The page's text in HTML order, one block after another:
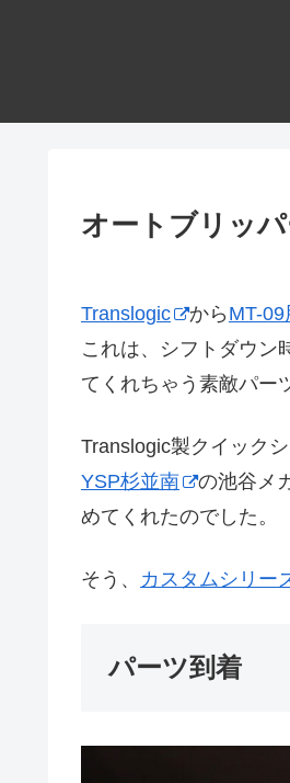
オートブリッ
Translogic から MT-
これは、シフトダウン
てくれちゃう素敵パー
Translogic製クイック
YSP杉並南
の池谷メ
めてくれたのでした。
そう、 カスタムシリー
パーツ到着